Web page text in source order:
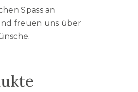
Spass an
freuen uns über